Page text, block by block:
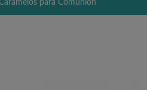
para Comunión